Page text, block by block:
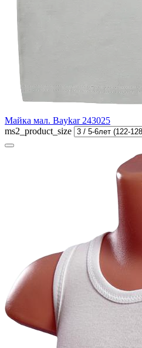
Майка мал. Baykar 243025
ms2_product_size